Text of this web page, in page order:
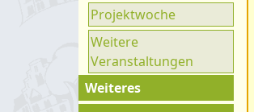
Projektwoche
Weitere
Veranstaltungen
Weiteres